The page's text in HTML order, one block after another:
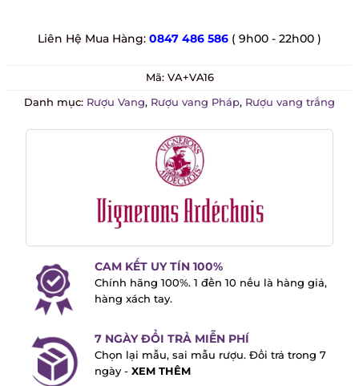
Liên Hệ Mua Hàng:0847 486 586 ( 9h00 - 22h00 )
Mã:VA+VA16
Danh mục:Rượu Vang,Rượu vang Pháp,Rượu vang trắng
CAM KẾT UY TÍN 100%
Chính hãng 100%. 1 đền 10 nếu là hàng
giả, hàng xách tay.
7 NGÀY ĐỔI TRẢ MIỄN PHÍ
Chọn lại mẫu, sai mẫu rượu. Đổi trả trong
7 ngày -XEM THÊM